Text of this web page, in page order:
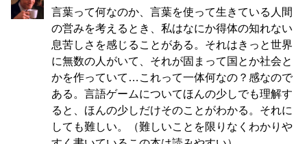
言葉って何なのか、言葉を使って生きている人間
の営みを考えるとき、私はなにか得体の知れない
息苦しさを感じることがある。それはきっと世界
に無数の人がいて、それが固まって国とか社会と
かを作っていて…これって一体何なの？感なので
ある。言語ゲームについてほんの少しでも理解す
ると、ほんの少しだけそのことがわかる。それに
しても難しい。（難しいことを限りなくわかりや